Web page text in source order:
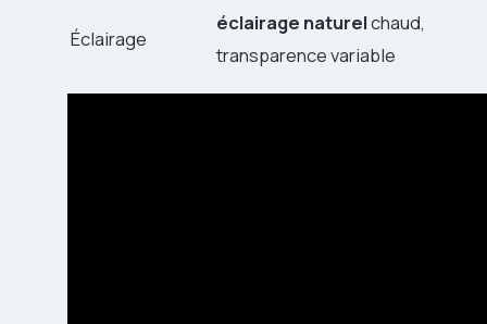
Éclairage
éclairage naturelchaud,
transparence variable